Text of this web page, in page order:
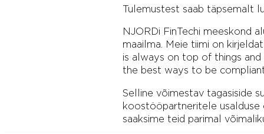
Tulemustest saab täpsemalt
NJORDi FinTechi meeskond
maailma. Meie tiimi on
is always on top of things
the best ways to be
Selline võimestav tagasiside
koostööpartneritele usalduse
saaksime teid parimal